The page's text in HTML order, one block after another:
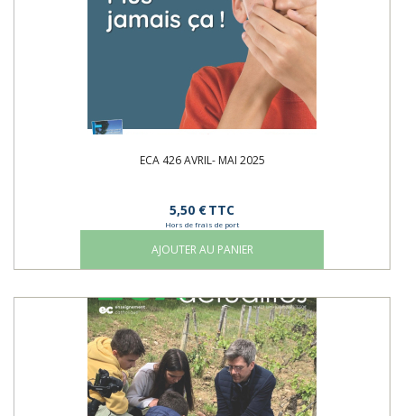
ECA 426 AVRIL- MAI 2025
5,50 €TTC
Hors de frais de port
AJOUTER AU PANIER